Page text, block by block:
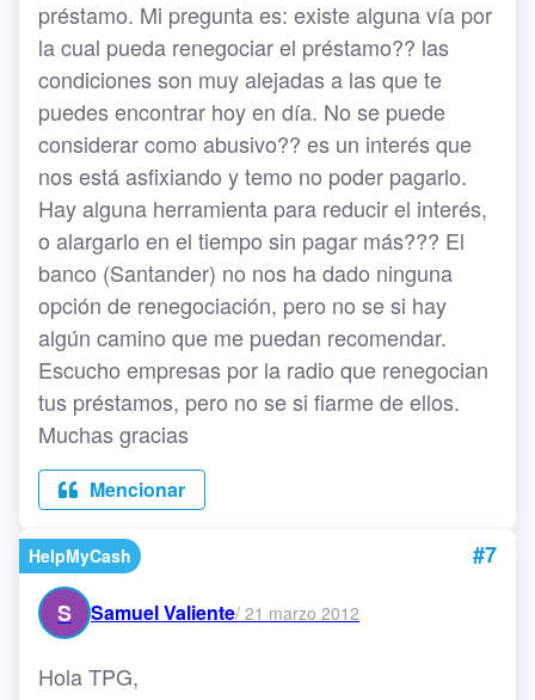
préstamo. Mi pregunta es: existe alguna vía por
la cual pueda renegociar el préstamo?? las
condiciones son muy alejadas a las que te
puedes encontrar hoy en día. No se puede
considerar como abusivo?? es un interés que
nos está asfixiando y temo no poder pagarlo.
Hay alguna herramienta para reducir el interés,
o alargarlo en el tiempo sin pagar más??? El
banco (Santander) no nos ha dado ninguna
opción de renegociación, pero no se si hay
algún camino que me puedan recomendar.
Escucho empresas por la radio que renegocian
tus préstamos, pero no se si fiarme de ellos.
Muchas gracias
Mencionar
HelpMyCash
#7
S
Samuel Valiente/ 21 marzo 2012
Hola TPG,